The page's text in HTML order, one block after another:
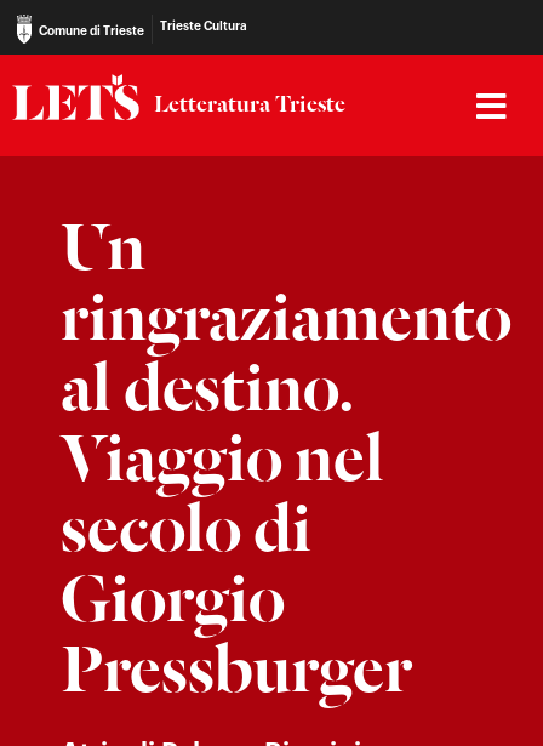
Comune di Trieste Trieste Cultura
Letteratura Trieste
Un
ringraziamento
al destino.
Viaggio nel
secolo di
Giorgio
Pressburger